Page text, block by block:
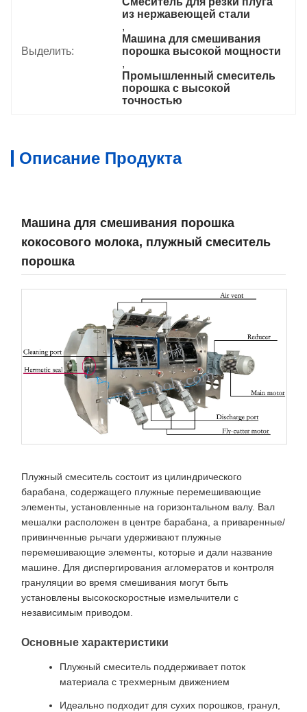
Выделить:
из нержавеющей стали
,
Машина для смешивания
порошка высокой мощности
,
Промышленный смеситель
порошка с высокой
точностью
Описание Продукта
Машина для смешивания порошка
кокосового молока, плужный смеситель
порошка
Плужный смеситель состоит из цилиндрического
барабана, содержащего плужные перемешивающие
элементы, установленные на горизонтальном валу. Вал
мешалки расположен в центре барабана, а приваренные/
привинченные рычаги удерживают плужные
перемешивающие элементы, которые и дали название
машине. Для диспергирования агломератов и контроля
грануляции во время смешивания могут быть
установлены высокоскоростные измельчители с
независимым приводом.
Основные характеристики
Плужный смеситель поддерживает поток
материала с трехмерным движением
Идеально подходит для сухих порошков, гранул,